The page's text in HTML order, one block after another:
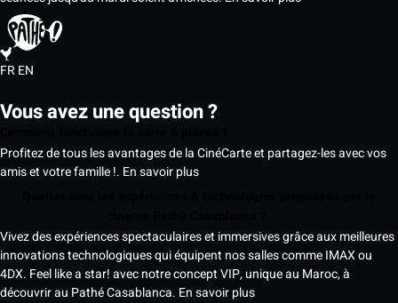
FREN
Vous avez une question ?
Profitez de tous les avantages de la CinéCarte et partagez-les avec vos
amis et votre famille !. En savoir plus
Vivez des expériences spectaculaires et immersives grâce aux meilleures
innovations technologiques qui équipent nos salles comme IMAX ou
4DX. Feel like a star! avec notre concept VIP, unique au Maroc, à
découvrir au Pathé Casablanca. En savoir plus